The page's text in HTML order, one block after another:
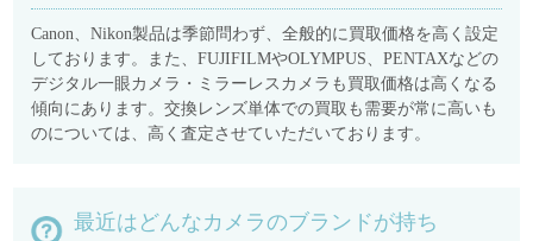
Canon、Nikon製品は季節問わず、全般的に買取価格を高く設定
しております。また、FUJIFILMやOLYMPUS、PENTAXなどの
デジタル一眼カメラ・ミラーレスカメラも買取価格は高くなる
傾向にあります。交換レンズ単体での買取も需要が常に高いも
のについては、高く査定させていただいております。
最近はどんなカメラのブランドが持ち